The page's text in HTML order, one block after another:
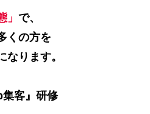
」 で、
くの方を
ります。
客』研修